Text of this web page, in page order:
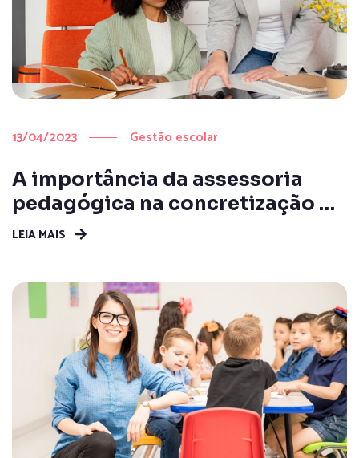
13/04/2023 Gestão escolar
A importância da assessoria
pedagógica na concretização do
trabalho com o VIVA
LEIA MAIS